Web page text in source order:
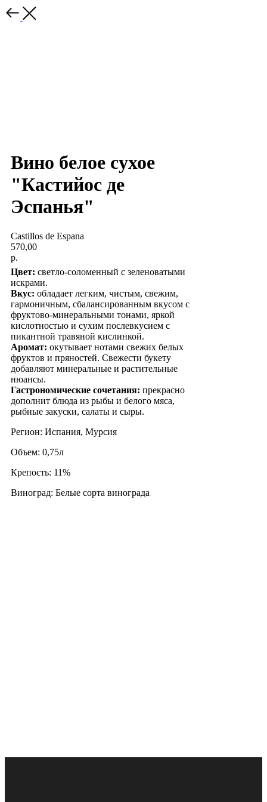
Вино белое сухое
"Кастийос де
Эспанья"
Castillos de Espana
570,00
р.
Цвет: светло-соломенный с зеленоватыми
искрами.
Вкус: обладает легким, чистым, свежим,
гармоничным, сбалансированным вкусом с
фруктово-минеральными тонами, яркой
кислотностью и сухим послевкусием с
пикантной травяной кислинкой.
Аромат: окутывает нотами свежих белых
фруктов и пряностей. Свежести букету
добавляют минеральные и растительные
нюансы.
Гастрономические сочетания: прекрасно
дополнит блюда из рыбы и белого мяса,
рыбные закуски, салаты и сыры.
Регион: Испания, Мурсия
Объем: 0,75л
Крепость: 11%
Виноград: Белые сорта винограда